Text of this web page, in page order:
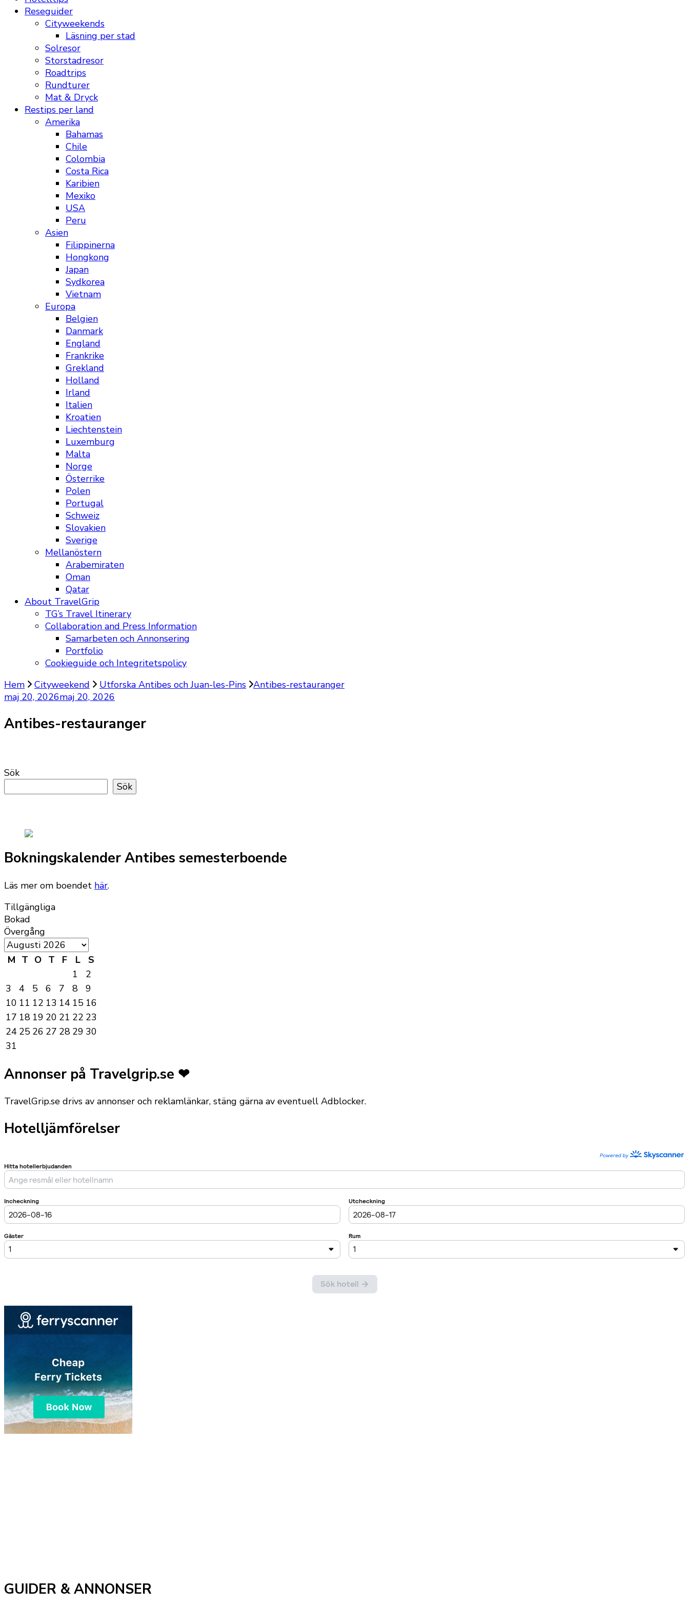
Reseguider
Cityweekends
Läsning per stad
Solresor
Storstadresor
Roadtrips
Rundturer
Mat & Dryck
Restips per land
Amerika
Bahamas
Chile
Colombia
Costa Rica
Karibien
Mexiko
USA
Peru
Asien
Filippinerna
Hongkong
Japan
Sydkorea
Vietnam
Europa
Belgien
Danmark
England
Frankrike
Grekland
Holland
Irland
Italien
Kroatien
Liechtenstein
Luxemburg
Malta
Norge
Österrike
Polen
Portugal
Schweiz
Slovakien
Sverige
Mellanöstern
Arabemiraten
Oman
Qatar
About TravelGrip
TG’s Travel Itinerary
Collaboration and Press Information
Samarbeten och Annonsering
Portfolio
Cookieguide och Integritetspolicy
Hem
Cityweekend Utforska Antibes och Juan-les-Pins Antibes-restauranger
maj 20, 2026maj 20, 2026
Antibes-restauranger
Sök
Sök
Bokningskalender Antibes semesterboende
Läs mer om boendet här.
Tillgängliga
Bokad
Övergång
M T O T F L
S
1
2
3
4 5 6 7 8
9
10 11 12 13 14 15 16
17 18 19 20 21 22 23
24 25 26 27 28 29 30
31
Annonser på Travelgrip.se ❤
TravelGrip.se drivs av annonser och reklamlänkar, stäng gärna av eventuell Adblocker.
Hotelljämförelser
GUIDER & ANNONSER